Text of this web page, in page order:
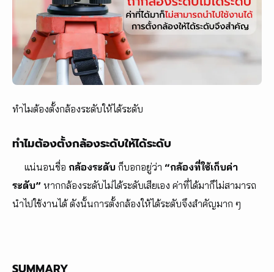
ทำไมต้องตั้งกล้องระดับให้ได้ระดับ
ทำไมต้องตั้งกล้องระดับให้ได้ระดับ
แน่นอนชื่อ กล้องระดับ ก็บอกอยู่ว่า “กล้องที่ใช้เก็บค่า
ระดับ” หากกล้องระดับไม่ได้ระดับเสียเอง ค่าที่ได้มาก็ไม่สามารถ
นำไปใช้งานได้ ดังนั้นการตั้งกล้องให้ได้ระดับจึงสำคัญมาก ๆ